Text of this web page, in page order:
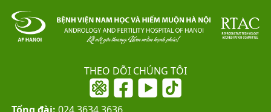
THEO DÕI CHÚNG TÔI